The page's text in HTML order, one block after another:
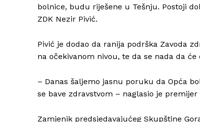
bolnice, budu riješene u Tešnju. Postoji
ZDK Nezir Pivić.
Pivić je dodao da ranija podrška Zavoda
na očekivanom nivou, te da se nada da
– Danas šaljemo jasnu poruku da Opća
se bave zdravstvom – naglasio je premijer
Zamjenik predsjedavajućeg Skupštine